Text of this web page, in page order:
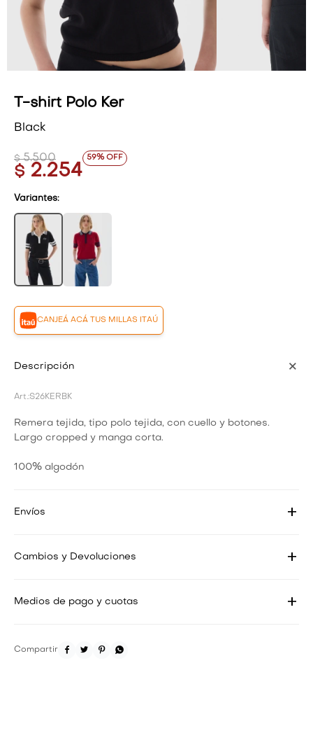
T-shirt Polo Ker
Black
$ 2.254
$ 5.500 59
Variantes:
CANJEÁ ACÁ TUS MILLAS ITAÚ
Descripción
S26KERBK
Remera tejida, tipo polo tejida, con cuello y botones.
Largo cropped y manga corta.
100% algodón
Envíos
Cambios y Devoluciones
Medios de pago y cuotas
   
VESTIDOS Y MONOS
CAMISAS Y BLUSAS
SHORTS Y FALDAS
VESTIDOS Y MONOS
CAMISAS Y BLUSAS
SHORTS Y FALDAS